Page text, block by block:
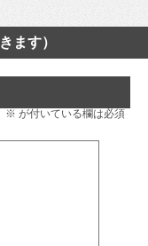
ます）
※ が付いている欄は必須